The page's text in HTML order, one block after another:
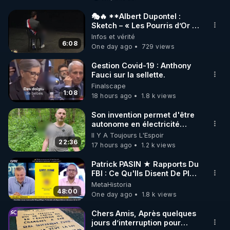
🌱 INSTAGRAM
https://www.instagram.com/rdlr_thierrycasasnovas/
http://rgnr.li/instagram
🌱 LA NEWSLETTER
Pour ne pas rater l’actualité RGNR (stages,
http://rgnr.li/news
🌱 VIDÉOS NON CENSURÉES SUR ODYSEE
Toutes les vidéos Youtube sont aussi sur la
http://rgnr.li/odysee
🌱 LES STAGES EN PRÉSENTIEL
6:08
🎭🔥 **Albert Dupontel :
Sketch – « Les Pourris d’Or »
🏆💰**
Infos et vérité
One day ago
729 views
1:08
Gestion Covid-19 : Anthony
Fauci sur la sellette.
Finalscape
18 hours ago
1.8 k views
22:36
Son invention permet d'être
autonome en électricité
avec un simple ruisseau
Il Y A Toujours L'Espoir
17 hours ago
1.2 k views
48:00
Patrick PASIN ★ Rapports Du
FBI : Ce Qu'Ils Disent De Plus
Grave Sur Hitler
MetaHistoria
One day ago
1.8 k views
Chers Amis, Après quelques
jours d’interruption pour